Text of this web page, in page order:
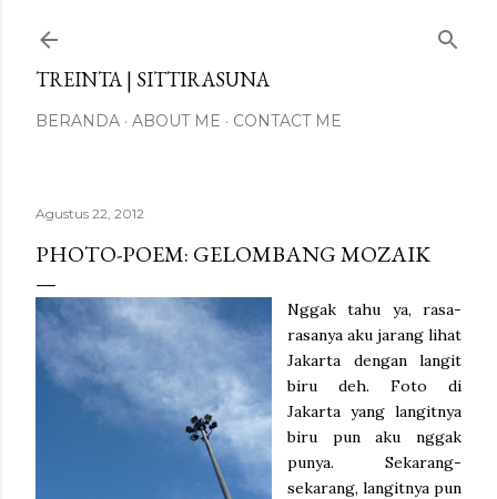
TREINTA | SITTIRASUNA
BERANDA ABOUT ME CONTACT ME
Agustus 22, 2012
PHOTO-POEM: GELOMBANG MOZAIK
Nggak tahu ya, rasa-
rasanya aku jarang lihat
Jakarta dengan langit
biru deh. Foto di
Jakarta yang langitnya
biru pun aku nggak
punya. Sekarang-
sekarang, langitnya pun